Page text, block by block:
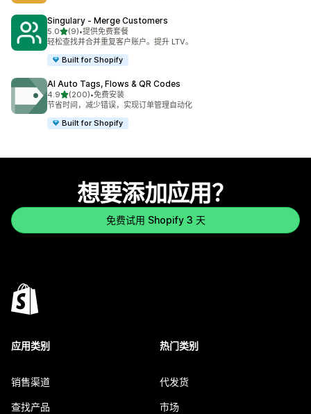
Singulary ‑ Merge Customers
5.0星（满分 5 星）
(9)
总共 9 条评论
•提供免费套餐
轻松查找并合并重复客户账户。提升 LTV。
Built for Shopify
AI Auto Tags, Flows & QR Codes
4.9星（满分 5 星）
(200)
总共 200 条评论
•免费安装
节省时间，减少错误，实现订单管理自动化
Built for Shopify
想要添加应用？
免费试用 Shopify 3 天
应用类别
销售渠道
查找产品
热门类别
代发货
市场